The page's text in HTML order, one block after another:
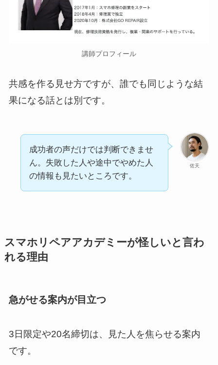
講師プロフィール
共感を作る見せ方ですが、誰でも同じような結
果になる話とは別です。
佐天
成功者の声だけでは判断できませ
ん。失敗した人や途中でやめた人
の情報も見たいところです。
スマホリペアアカデミーが怪しいと言わ
れる理由
急がせる案内が目立つ
3日限定や20名締切は、見た人を焦らせる案内
です。